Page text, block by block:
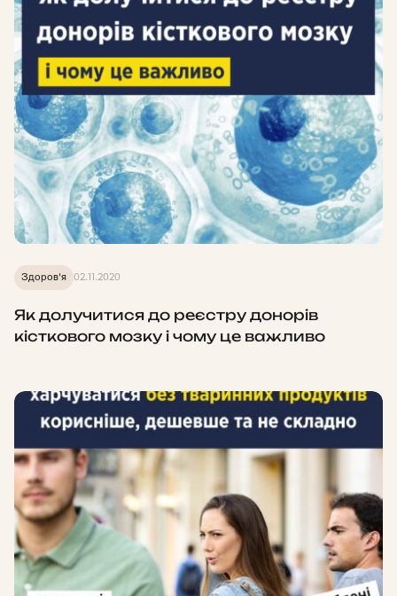
Здоров'я 02.11.2020
Як долучитися до реєстру донорів
кісткового мозку і чому це важливо